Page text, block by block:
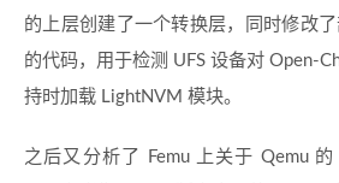
的上层创建了一个转换层，同时修改了
的代码，用于检测 UFS 设备对 Open-
持时加载 LightNVM 模块。
之后又分析了 Femu 上关于 Qemu